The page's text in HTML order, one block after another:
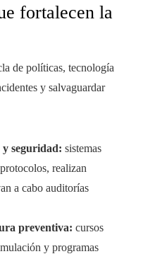
fortalecen la
de políticas, tecnología
y salvaguardar
y seguridad: sistemas
realizan
a cabo auditorías
preventiva: cursos
y programas